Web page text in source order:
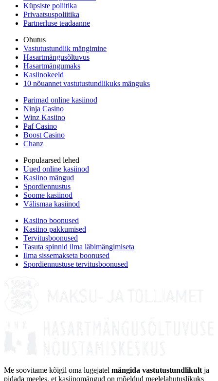
Küpsiste poliitika
Privaatsuspoliitika
Partnerluse teadaanne
Ohutus
Vastutustundlik mängimine
Hasartmängusõltuvus
Hasartmängumaks
Kasiinokeeld
10 nõuannet vastutustundlikuks mänguks
Parimad online kasiinod
Ninja Casino
Winz Kasiino
Paf Casino
Boost Casino
Chanz
Populaarsed lehed
Uued online kasiinod
Kasiino mängud
Spordiennustus
Soome kasiinod
Välismaa kasiinod
Kasiino boonused
Kasiino pakkumised
Tervitusboonused
Tasuta spinnid ilma läbimängimiseta
Ilma sissemakseta boonused
Spordiennustuse tervitusboonused
Me soovitame kõigil oma lugejatel mängida vastutustundlikult ja
pidada meeles, et kasiinomängud on mõeldud meelelahutuslikuks